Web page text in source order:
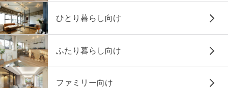
ひとり暮らし向け
ふたり暮らし向け
ファミリー向け